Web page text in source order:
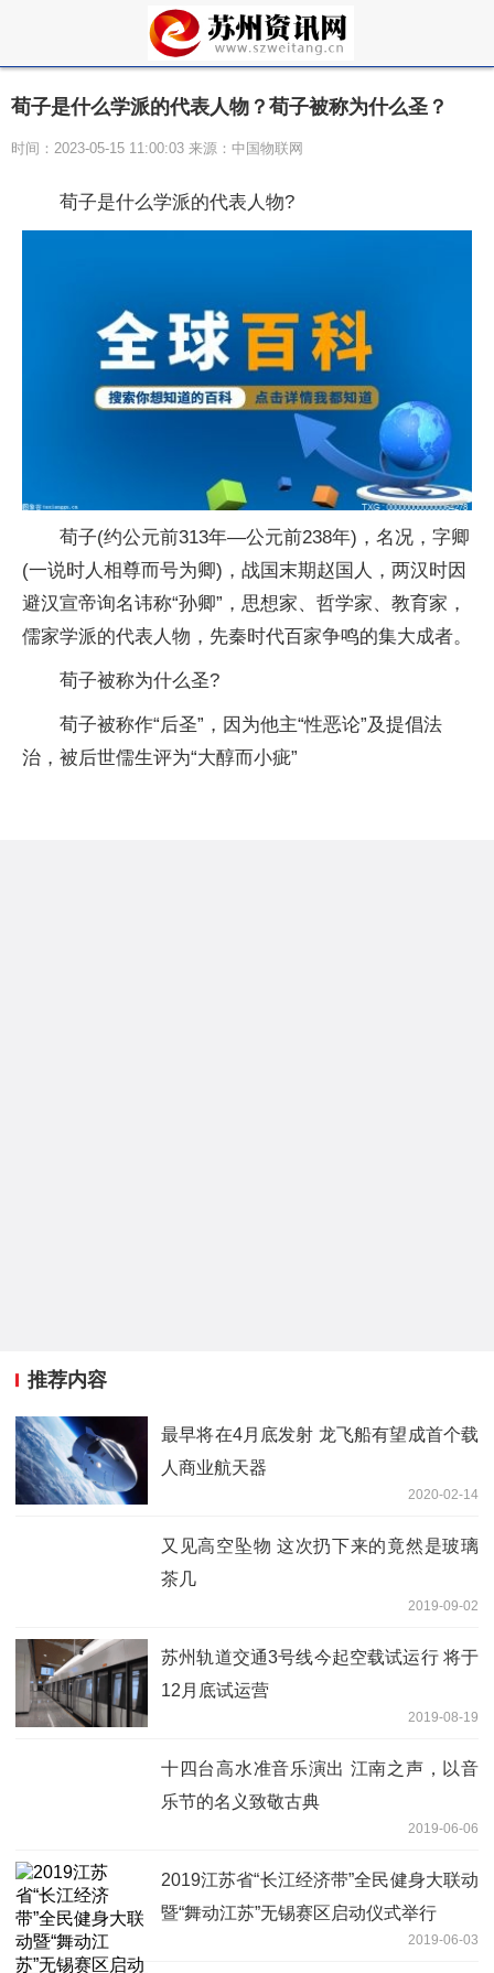
荀子是什么学派的代表人物？荀子被称为什么圣？
时间：2023-05-15 11:00:03 来源：中国物联网
荀子是什么学派的代表人物?
荀子(约公元前313年—公元前238年)，名况，字卿
(一说时人相尊而号为卿)，战国末期赵国人，两汉时因
避汉宣帝询名讳称“孙卿”，思想家、哲学家、教育家，
儒家学派的代表人物，先秦时代百家争鸣的集大成者。
荀子被称为什么圣?
荀子被称作“后圣”，因为他主“性恶论”及提倡法
治，被后世儒生评为“大醇而小疵”
推荐内容
最早将在4月底发射 龙飞船有望成首个载
人商业航天器
2020-02-14
又见高空坠物 这次扔下来的竟然是玻璃
茶几
2019-09-02
苏州轨道交通3号线今起空载试运行 将于
12月底试运营
2019-08-19
十四台高水准音乐演出 江南之声，以音
乐节的名义致敬古典
2019-06-06
2019江苏省“长江经济带”全民健身大联动
暨“舞动江苏”无锡赛区启动仪式举行
2019-06-03